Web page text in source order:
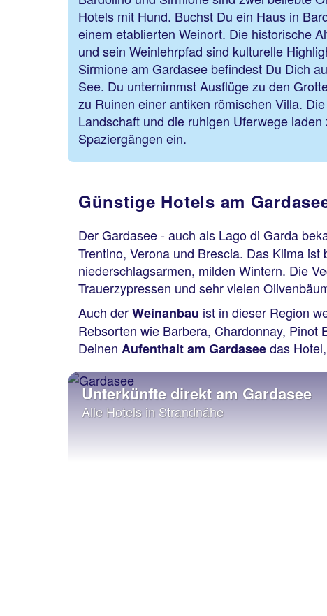
Hotels mit Hund. Buchst Du ein Haus in
einem etablierten Weinort. Die historische
und sein Weinlehrpfad sind kulturelle
Sirmione am Gardasee befindest Du Dich
See. Du unternimmst Ausflüge zu den
zu Ruinen einer antiken römischen Villa.
Landschaft und die ruhigen Uferwege laden
Spaziergängen ein.
Günstige Hotels am
Der Gardasee - auch als Lago di Garda
Trentino, Verona und Brescia. Das Klima
niederschlagsarmen, milden Wintern. Die
Trauerzypressen und sehr vielen
Auch derWeinanbau ist in dieser Region
Rebsorten wie Barbera, Chardonnay,
Deinen Aufenthalt am Gardaseedas
Unterkünfte direkt am Gardasee
Alle Hotels in Strandnähe